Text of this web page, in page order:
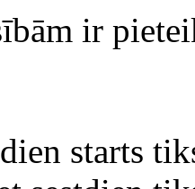
ir
starts